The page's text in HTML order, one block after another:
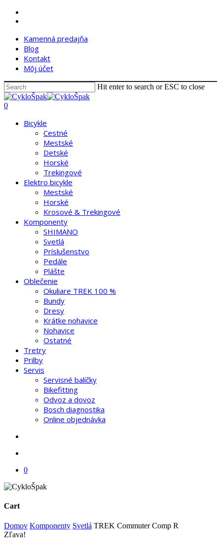
Skip
contentKamenná predajňa
Blog
Kontakt
Môj účet
Hit enter to search or ESC to close
Close
Search
search
account
0
Bicykle
Cestné
Mestské
Detské
Horské
Trekingové
Elektro bicykle
Mestské
Horské
Krosové & Trekingové
Komponenty
SHIMANO
Svetlá
Príslušenstvo
Pedále
Plášte
Oblečenie
Okuliare TREK 100 %
Bundy
Dresy
Krátke nohavice
Nohavice
Ostatné
Tretry
Prilby
Servis
Servisné balíčky
Bikefitting
Odvoz a dovoz
Bosch diagnostika
Online objednávka
0
Cart
Close
Cart
Domov Komponenty Svetlá TREK Commuter Comp R
Zľava!